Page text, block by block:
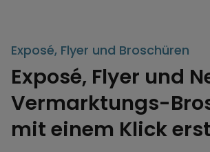
Exposé, Flyer und Broschüren
Exposé, Flyer und
Vermarktungs-
mit einem Klick